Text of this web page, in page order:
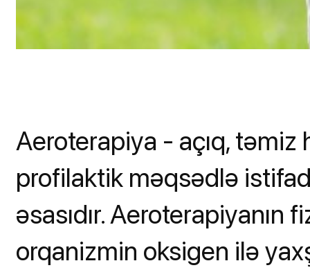
Aeroterapiya - açıq, təmiz
profilaktik məqsədlə
əsasıdır.
orqanizmin oksigen ilə